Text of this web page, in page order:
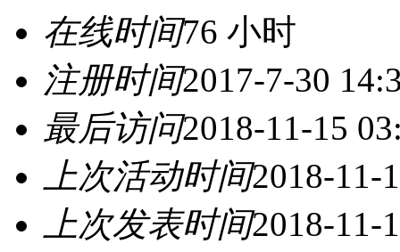
在线时间76 小时
注册时间2017-7-30
最后访问2018-11-15
上次活动时间2018-11-
上次发表时间2018-11-